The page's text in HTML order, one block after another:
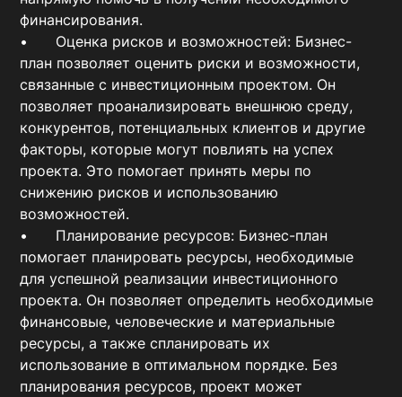
финансирования.
•	Оценка рисков и возможностей: Бизнес-
план позволяет оценить риски и возможности,
связанные с инвестиционным проектом. Он
позволяет проанализировать внешнюю среду,
конкурентов, потенциальных клиентов и другие
факторы, которые могут повлиять на успех
проекта. Это помогает принять меры по
снижению рисков и использованию
возможностей.
•	Планирование ресурсов: Бизнес-план
помогает планировать ресурсы, необходимые
для успешной реализации инвестиционного
проекта. Он позволяет определить необходимые
финансовые, человеческие и материальные
ресурсы, а также спланировать их
использование в оптимальном порядке. Без
планирования ресурсов, проект может